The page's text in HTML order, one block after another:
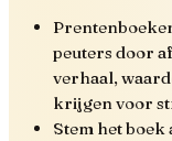
peuters door
verhaal,
krijgen voor
Stem het boek